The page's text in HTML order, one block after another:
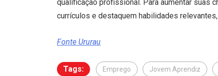
qualificação profissional. Para aumentar suas
currículos e destaquem habilidades
Fonte Ururau
Tags: Emprego Jovem Aprendiz